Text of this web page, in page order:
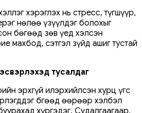
хэрэглэх нь стресс, түгшүүр,
нөлөө үзүүлдэг болохыг
бөгөөд зөв үед хэлсэн
махбод, сэтгэл зүйд ашиг тустай
тусалдаг
эрхгүй илэрхийлсэн хурц үгс
бгөөд өөрөөр хэлбэл
хүргэдэг. Судалгаагаар,